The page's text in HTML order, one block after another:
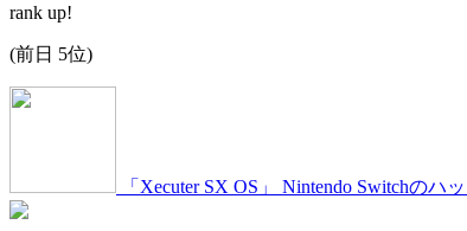
rank up!
(前日 5位)
「Xecuter SX OS」 Nintendo Switchの